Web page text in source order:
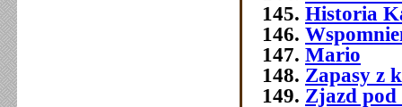
Historia
Mario
Zapasy z
Zjazd